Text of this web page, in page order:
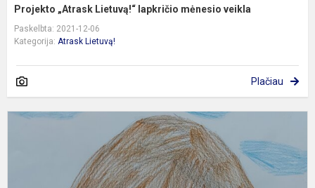
Projekto „Atrask Lietuvą!“ lapkričio mėnesio veikla
Paskelbta: 2021-12-06
Kategorija: Atrask Lietuvą!
Plačiau